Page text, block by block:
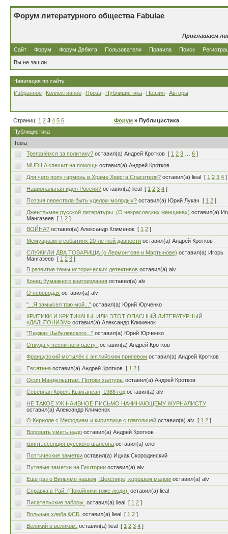
Форум литературного общества Fabulae
Приглашаем
Сайт Форум Форум Дебюта Пользователи Правила Поиск
Вы не зашли.
Навигация по сайту
Избранное--Коллективное--Проза--Публицистика--Поэзия--Авторы
Страниц: 1 2 3 4 5 6 Форум » Публицистика
Публицистика
Тема
Трепанёмся за политику? оставил(а) Андрей Кротков [ 1 2 3 …6 ]
MUDILA спешит на помощь оставил(а) Андрей Кротков
Для чего попу гармонь в Храме Христа Спасителя? оставил(а) lieal [ 1 2 3 4 ]
Национальная идея России? оставил(а) lieal [ 1 2 3 4 ]
Поэзия перестала быть уделом молодых? оставил(а) Юрий Лукач [ 1 2 ]
Джентльмен русской литературы. (О некрасовских женщинах) оставил(а)
Мангазеев [ 1 2 ]
ВОЙНА? оставил(а) Александр Клименок [ 1 2 ]
Мемуаразм о событиях 20-летней давности оставил(а) Андрей Кротков
СЛУЖИЛИ ДВА ТОВАРИЩА (о Лермонтове и Мартынове) оставил(а) Игорь
Мангазеев [ 1 2 3 ]
В развитие темы исторических детективов оставил(а) alv
Конец бумажного книгоиздания оставил(а) alv
О переводах оставил(а) alv
"...Я замысел таю мой..." оставил(а) Юрий Юрченко
КРИТИКИ И КРИТИКАНЫ, ИЛИ ЭТОТ ОПАСНЫЙ ЛИТЕРАТУРНЫЙ
«ДАЛЬТОНИЗМ» оставил(а) Александр Клименок
"Пиджак Цыбулевского..." оставил(а) Юрий Юрченко
Откуда у песни ноги растут оставил(а) Андрей Кротков
Французский мотылёк с английским припевом оставил(а) Андрей Кротков
Евсятина оставил(а) Андрей Кротков [ 1 2 ]
Осип Мандельштам. Потоки халтуры оставил(а) Андрей Кротков
Северная Корея, Кымгансан, 1988 год оставил(а) alv
НЕ ТАКОЕ УЖ НАИВНОЕ ПИСЬМО НАЧИНАЮЩЕМУ ЖУРНАЛИСТУ
оставил(а) Александр Клименок
О Кирилле с Мефодием и кириллице с глаголицей оставил(а) alv [ 1 2 ]
Воровать уметь надо оставил(а) Андрей Кротков
квинтэссенция русского шансона оставил(а) олег
Поэтические заметки оставил(а) Ицхак Скородинский
Путевые заметки на Гиштории оставил(а) alv
Ещё раз о Вильяме нашем, Шекспире, хорошем малом оставил(а) alv
Справка в Рай. (Покойники тоже люди).
оставил(а) lieal
Писательские заборы. оставил(а) lieal [ 1 2 ]
Вольные хлеба ФСБ. оставил(а) lieal [ 1 2 ]
Великий о великом.
оставил(а) lieal [ 1 2 3 4 ]